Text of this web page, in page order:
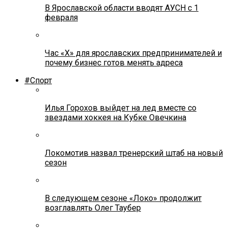
В Ярославской области вводят АУСН с 1
февраля
Час «Х» для ярославских предпринимателей и
почему бизнес готов менять адреса
#Спорт
Илья Горохов выйдет на лед вместе со
звездами хоккея на Кубке Овечкина
Локомотив назвал тренерский штаб на новый
сезон
В следующем сезоне «Локо» продолжит
возглавлять Олег Таубер